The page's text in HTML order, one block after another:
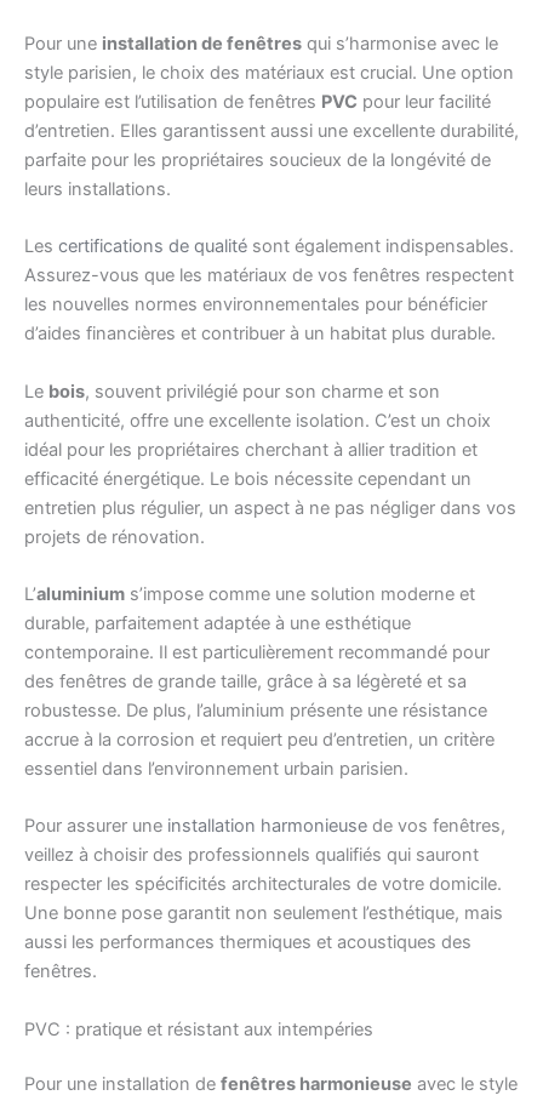
Pour une installation de fenêtres qui s’harmonise avec le
style parisien, le choix des matériaux est crucial. Une option
populaire est l’utilisation de fenêtres PVC pour leur facilité
d’entretien. Elles garantissent aussi une excellente durabilité,
parfaite pour les propriétaires soucieux de la longévité de
leurs installations.
Les certifications de qualité sont également indispensables.
Assurez-vous que les matériaux de vos fenêtres respectent
les nouvelles normes environnementales pour bénéficier
d’aides financières et contribuer à un habitat plus durable.
Le bois, souvent privilégié pour son charme et son
authenticité, offre une excellente isolation. C’est un choix
idéal pour les propriétaires cherchant à allier tradition et
efficacité énergétique. Le bois nécessite cependant un
entretien plus régulier, un aspect à ne pas négliger dans vos
projets de rénovation.
L’aluminium s’impose comme une solution moderne et
durable, parfaitement adaptée à une esthétique
contemporaine. Il est particulièrement recommandé pour
des fenêtres de grande taille, grâce à sa légèreté et sa
robustesse. De plus, l’aluminium présente une résistance
accrue à la corrosion et requiert peu d’entretien, un critère
essentiel dans l’environnement urbain parisien.
Pour assurer une installation harmonieuse de vos fenêtres,
veillez à choisir des professionnels qualifiés qui sauront
respecter les spécificités architecturales de votre domicile.
Une bonne pose garantit non seulement l’esthétique, mais
aussi les performances thermiques et acoustiques des
fenêtres.
PVC : pratique et résistant aux intempéries
Pour une installation de fenêtres harmonieuse avec le style